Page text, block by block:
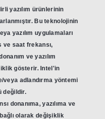
yazılım ürünlerinin
Bu teknolojinin
yazılım uygulamaları
saat frekansı,
ve yazılım
gösterir. Intel'in
veya adlandırma yöntemi
değildir.
donanıma, yazılıma ve
olarak değişiklik